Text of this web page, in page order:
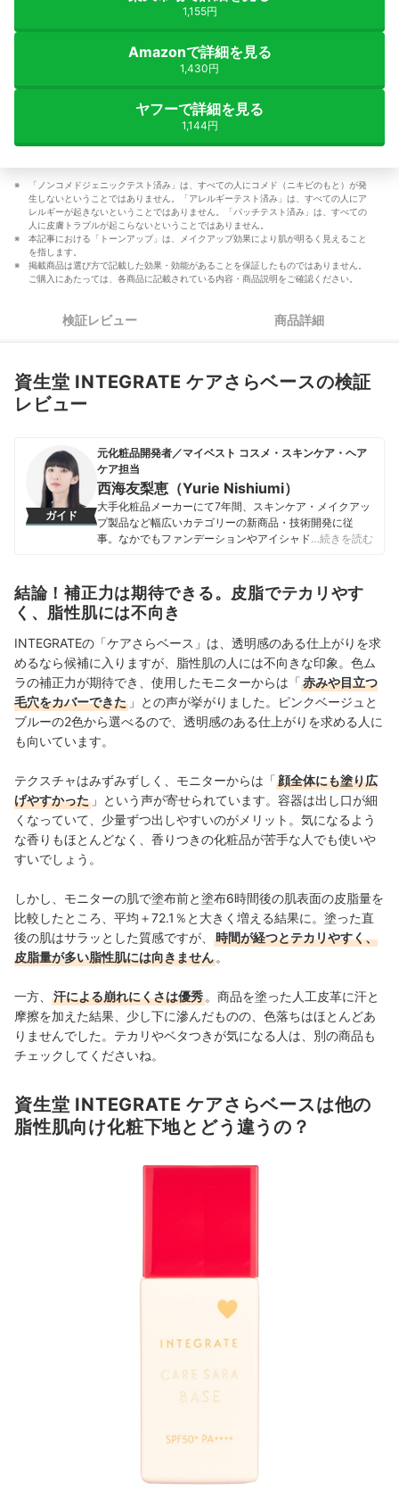
1,155円
Amazonで詳細を見る
1,430円
ヤフーで詳細を見る
1,144円
「ノンコメドジェニックテスト済み」は、すべての人にコメド（ニキビのもと）が発
生しないということではありません。「アレルギーテスト済み」は、すべての人にア
レルギーが起きないということではありません。「パッチテスト済み」は、すべての
人に皮膚トラブルが起こらないということではありません。
本記事における「トーンアップ」は、メイクアップ効果により肌が明るく見えること
を指します。
掲載商品は選び方で記載した効果・効能があることを保証したものではありません。
ご購入にあたっては、各商品に記載されている内容・商品説明をご確認ください。
検証レビュー 商品詳細
資生堂 INTEGRATE ケアさらベースの検証
レビュー
ガイド
元化粧品開発者／マイベスト コスメ・スキンケア・ヘア
ケア担当
西海友梨恵（Yurie Nishiumi）
大手化粧品メーカーにて7年間、スキンケア・メイクアッ
プ製品など幅広いカテゴリーの新商品・技術開発に従
事。なかでもファンデーションやアイシャドウ、口紅な
1500点以上のコスメを比較検証。開発現場で培った知識
をもとに、成分や処方の背景をふまえながら、専門的な
内容もユーザーにわかりやすく伝えることを大切にしな
がらコンテンツを制作している。
西海友梨恵（Yurie Nishiumi）のプロフィール
…続きを読む
結論！補正力は期待できる。皮脂でテカリやす
く、脂性肌には不向き
INTEGRATEの「ケアさらベース」は、透明感のある仕上がりを求
めるなら候補に入りますが、脂性肌の人には不向きな印象。色ム
ラの補正力が期待でき、使用したモニターからは 「赤みや目立つ
毛穴をカバーできた 」 との声が挙がりました。ピンクベージュと
ブルーの2色から選べるので、透明感のある仕上がりを求める人に
も向いています。
テクスチャはみずみずしく、モニターからは「顔全体にも塗り広
げやすかった 」という声が寄せられています。容器は出し口が細
くなっていて、少量ずつ出しやすいのがメリット。気になるよう
な香りもほとんどなく、香りつきの化粧品が苦手な人でも使いや
すいでしょう。
しかし、モニターの肌で塗布前と塗布6時間後の肌表面の皮脂量を
比較したところ、平均＋72.1％と大きく増える結果に。塗った直
後の肌はサラッとした質感ですが、
時間が経つとテカリやすく、
皮脂量が多い脂性肌には向きません 。
一方、 汗による崩れにくさは優秀 。商品を塗った人工皮革に汗と
摩擦を加えた結果、少し下に滲んだものの、色落ちはほとんどあ
りませんでした。テカリやベタつきが気になる人は、別の商品も
チェックしてくださいね。
資生堂 INTEGRATE ケアさらベースは他の
脂性肌向け化粧下地とどう違うの？